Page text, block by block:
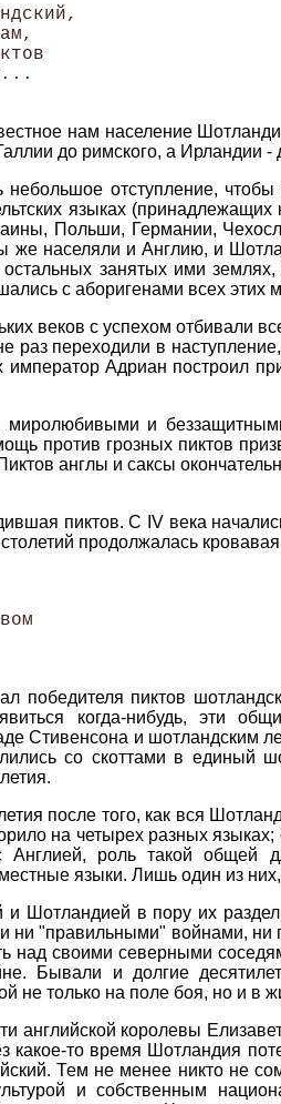
нам население
до римского, а Ирландии -
небольшое отступление,
языках
Польши, Германии,
же населяли и Англию, и
занятых ими
с аборигенами всех этих
веков с успехом отбивали
раз переходили в
император Адриан построил
и
против грозных пиктов
англы и саксы
пиктов. С IV века
продолжалась
победителя пиктов
когда-нибудь, эти
Стивенсона и шотландским
со скоттами в единый
после того, как вся
на четырех разных
Англией, роль такой общей
языки. Лишь один из
Шотландией в пору их
ни "правильными" войнами, ни
над своими северными
Бывали и долгие
не только на поле боя, но и в
английской королевы
какое-то время Шотландия
Тем не менее никто не
и собственным